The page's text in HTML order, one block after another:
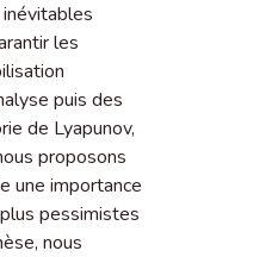
les
puis des
de Lyapunov,
proposons
une importance
pessimistes
nous